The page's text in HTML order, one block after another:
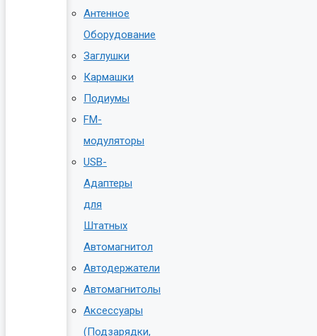
Антенное
Оборудование
Заглушки
Кармашки
Подиумы
FM-
модуляторы
USB-
Адаптеры
для
Штатных
Автомагнитол
Автодержатели
Автомагнитолы
Аксессуары
(Подзарядки,